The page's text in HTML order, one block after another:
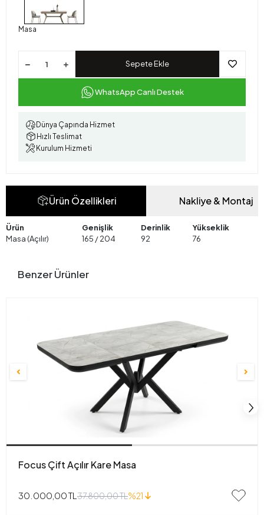
Masa
Sepete Ekle
WhatsApp Canlı Destek
Dünya Çapında Hizmet
Hızlı Teslimat
Kurulum Hizmeti
Ürün Özellikleri Nakliye & Montaj
Ürün Genişlik Derinlik
Yükseklik
Masa (Açılır)
165 / 204 92 76
Benzer Ürünler
Focus Çift Açılır Kare Masa
30.000,00 TL 37.800,00 TL%21